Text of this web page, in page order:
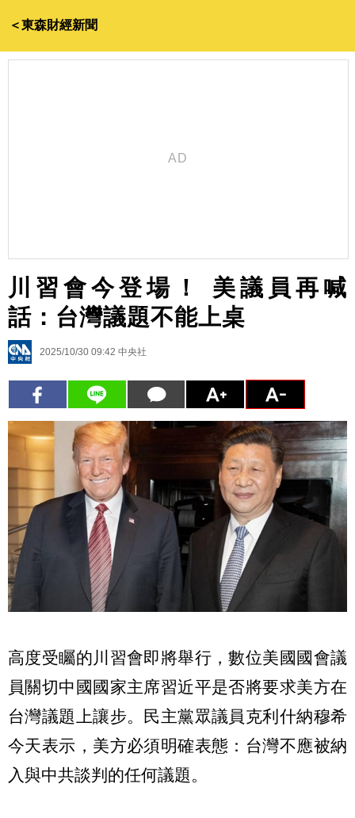
＜東森財經新聞
川習會今登場！ 美議員再喊
話：台灣議題不能上桌
2025/10/30 09:42 中央社
高度受矚的川習會即將舉行，數位美國國會議
員關切中國國家主席習近平是否將要求美方在
台灣議題上讓步。民主黨眾議員克利什納穆希
今天表示，美方必須明確表態：台灣不應被納
入與中共談判的任何議題。